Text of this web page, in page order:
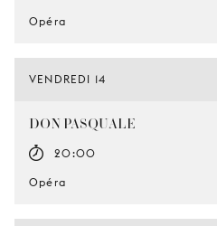
Opéra
VENDREDI 14
DON PASQUALE
20:00
Opéra